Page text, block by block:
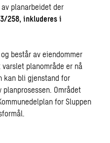
planarbeidet der
258, inkluderes i
består av eiendommer
planområde er nå
kan bli gjenstand for
Området
for Sluppen